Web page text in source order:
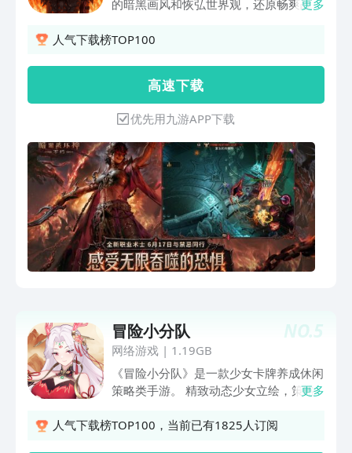
的暗黑画风和恢弘世界观，还原畅爽战斗
情和玩法。庇护之地迎来曦光时代，开启
更多
人气下载榜TOP100
高 速 下 载
优先用九游APP下载
NO.5
冒险小分队
网络游戏| 1.19GB
《冒险小分队》是一款少女卡牌养成休闲
策略类手游。 精致动态少女立绘，策略
动丰富玩法，体验不一样的少女冒险大
更多
人气下载榜TOP100，当前已有1825人订阅